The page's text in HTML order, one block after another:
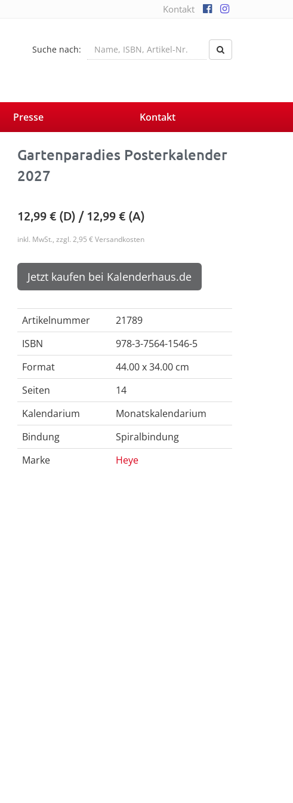
Kontakt
Suche nach:
Presse Kontakt
Gartenparadies Posterkalender
2027
12,99€ (D) / 12,99€ (A)
inkl. MwSt., zzgl. 2,95 € Versandkosten
Jetzt kaufen bei Kalenderhaus.de
Artikelnummer
21789
ISBN
978-3-7564-1546-5
Format
44.00 x 34.00 cm
Seiten
14
Kalendarium
Monatskalendarium
Bindung
Spiralbindung
Marke
Heye